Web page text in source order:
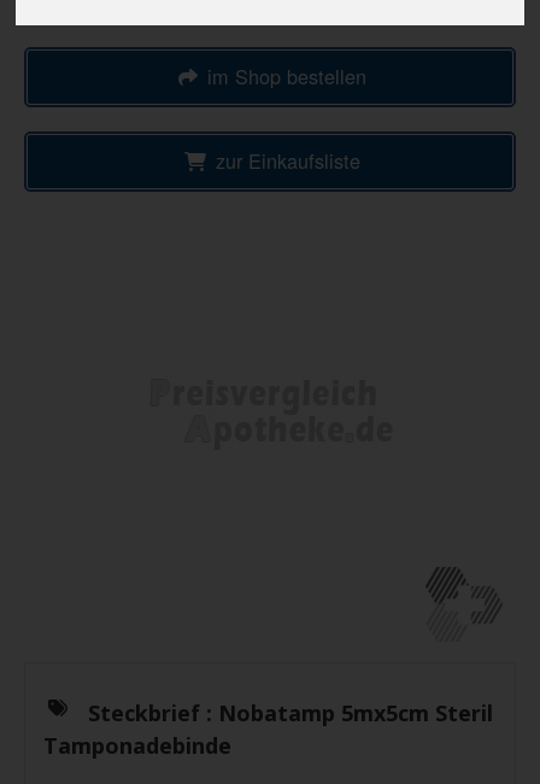
im Shop bestellen
zur Einkaufsliste
Steckbrief : Nobatamp 5mx5cm Steril
Tamponadebinde